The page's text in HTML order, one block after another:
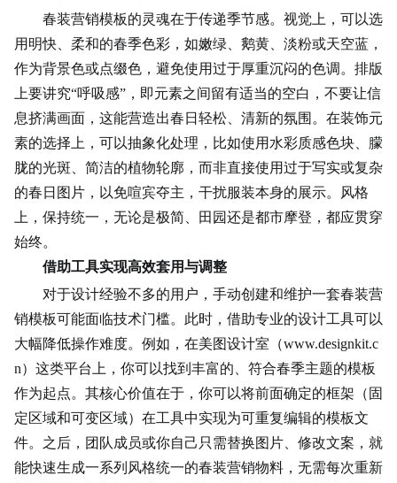
春装营销模板的灵魂在于传递季节感。视觉上，可以选
用明快、柔和的春季色彩，如嫩绿、鹅黄、淡粉或天空蓝，
作为背景色或点缀色，避免使用过于厚重沉闷的色调。排版
上要讲究“呼吸感”，即元素之间留有适当的空白，不要让信
息挤满画面，这能营造出春日轻松、清新的氛围。在装饰元
素的选择上，可以抽象化处理，比如使用水彩质感色块、朦
胧的光斑、简洁的植物轮廓，而非直接使用过于写实或复杂
的春日图片，以免喧宾夺主，干扰服装本身的展示。风格
上，保持统一，无论是极简、田园还是都市摩登，都应贯穿
始终。
借助工具实现高效套用与调整
对于设计经验不多的用户，手动创建和维护一套春装营
销模板可能面临技术门槛。此时，借助专业的设计工具可以
大幅降低操作难度。例如，在美图设计室（www.designkit.c
n）这类平台上，你可以找到丰富的、符合春季主题的模板
作为起点。其核心价值在于，你可以将前面确定的框架（固
定区域和可变区域）在工具中实现为可重复编辑的模板文
件。之后，团队成员或你自己只需替换图片、修改文案，就
能快速生成一系列风格统一的春装营销物料，无需每次重新